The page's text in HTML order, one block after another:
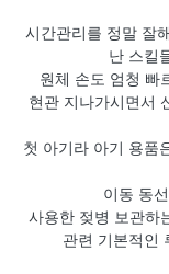
시간관리를 정말 잘
난 스킬
원체 손도 엄청 빠
현관 지나가시면서
첫 아기라 아기 용품
이동 동
사용한 젖병 보관하
관련 기본적인